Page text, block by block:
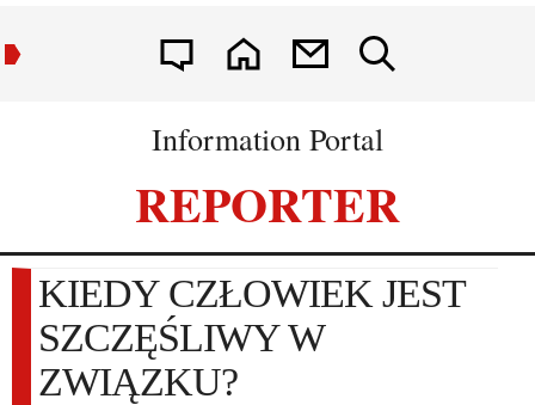
Information Portal
REPORTER
KIEDY CZŁOWIEK JEST
SZCZĘŚLIWY W
ZWIĄZKU?